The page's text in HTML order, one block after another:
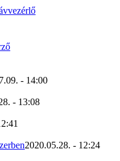
- 14:00
- 13:08
2020.05.28. - 12:24